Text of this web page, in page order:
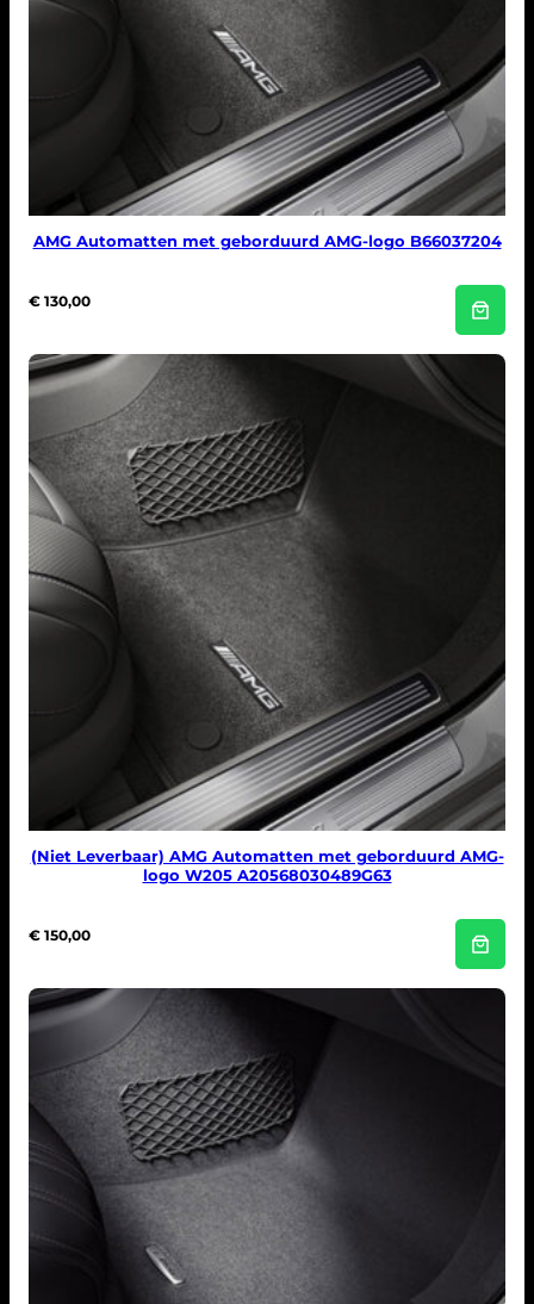
AMG Automatten met geborduurd AMG-logo B66037204
€ 130,00
(Niet Leverbaar) AMG Automatten met geborduurd AMG-
logo W205 A20568030489G63
€ 150,00